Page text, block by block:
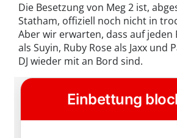
Die Besetzung von Meg 2 ist,
Statham, offiziell noch nicht in
Aber wir erwarten, dass auf jeden
als Suyin, Ruby Rose als Jaxx und
DJ wieder mit an Bord sind.